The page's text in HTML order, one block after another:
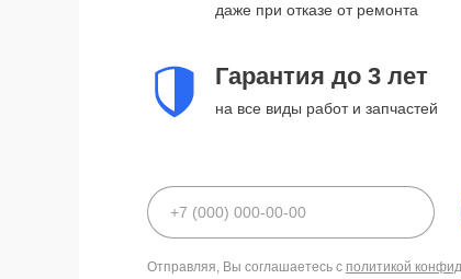
даже при отказе от ремонта
Гарантия до 3 лет
на все виды работ и запчастей
Отправляя, Вы соглашаетесь с политикой